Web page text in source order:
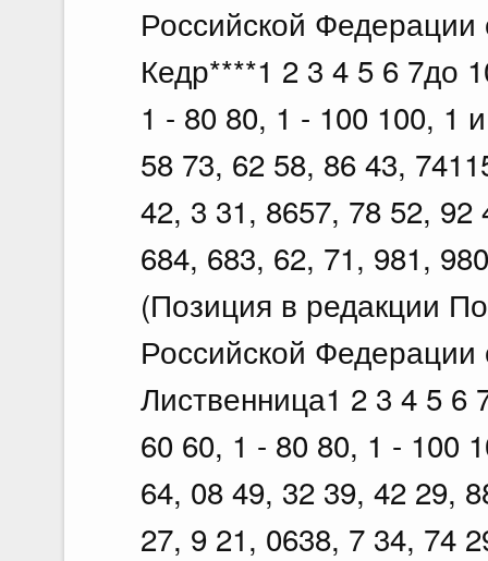
Российской
Кедр****1 2 3 4 5 6 7до
1 - 80 80, 1 - 100 100, 1
58 73, 62 58, 86 43,
42, 3 31, 8657, 78 52,
684, 683, 62, 71, 981,
(Позиция в редакции
Российской
Лиственница1 2 3 4 5 6
60 60, 1 - 80 80, 1 - 100
64, 08 49, 32 39, 42 29,
27, 9 21, 0638, 7 34, 74